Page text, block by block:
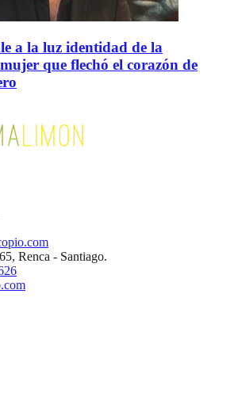
a la luz identidad de la
que flechó el corazón de
Renca - Santiago.